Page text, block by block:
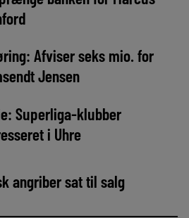
Afviser seks mio. for
Jensen
Superliga-klubber
i Uhre
angriber sat til salg